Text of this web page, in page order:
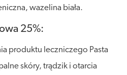
wazelina biała.
25%:
produktu leczniczego Pasta
skóry, trądzik i otarcia